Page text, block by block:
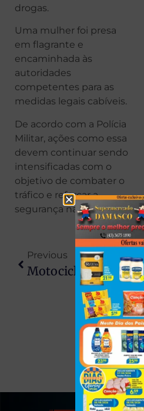
drogas.
Uma mulher foi presa
em flagrante e
encaminhada às
autoridades
competentes para as
medidas legais cabíveis.
De acordo com a Polícia
Militar, ações como essa
devem continuar sendo
intensificadas com o
objetivo de combater o
tráfico e reforçar a
segurança na cidade.
Previous
Motociclista Sofre Acidente Na PR-317 E Acaba Preso Após Polícia Identificar Mandado Em Aberto